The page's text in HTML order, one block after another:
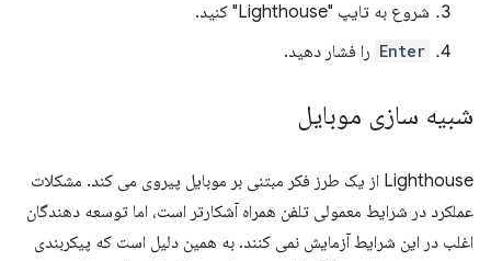
شروع به تایپ "Lighthouse" کنید.
Enter را فشار دهید.
شبیه سازی موبایل
Lighthouse از یک طرز فکر مبتنی بر موبایل پیروی می کند. مشکلات
عملکرد در شرایط معمولی تلفن همراه آشکارتر است، اما توسعه دهندگان
اغلب در این شرایط آزمایش نمی کنند. به همین دلیل است که پیکربندی